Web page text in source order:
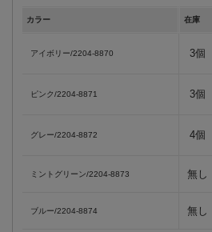
カラー 在庫
アイボリー/2204-8870 3個
ピンク/2204-8871 3個
グレー/2204-8872 4個
ミントグリーン/2204-8873 無し
ブルー/2204-8874 無し